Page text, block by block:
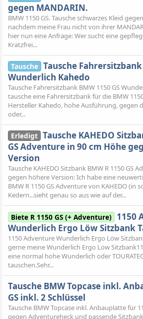
gegen MANDARIN.
BMW 1150 GS. Tausche schwarzes Kleid
nachdem meine Frau nicht von ihrer
hier nun eine Anfrage: Wer sucht eine
Kratzfrei...
Tausche Tausche Fahrersitzbank
Wunderlich Kahedo
Tausche Fahrersitzbank BMW 1150 GS
tausche eine Fahrersitzbank für die BMW
Hersteller Kahedo, hohe Ausführung, gegen
oder...
Erledigt Tausche KAHEDO
GS Adventure in 90 cm Höhe
Version
Tausche KAHEDO Sitzbank BMW R 1150 GS
gegen höhere Version: Ich habe eine
BMW R 1150 GS Adventure von KAHEDO (in
Kedern...sieht genau so aus wie auf der...
Biete R 1150 GS (+ Adventure) 1150
Wunderlich Ergo Löw Sitzbank
1150 Adventure Wunderlich Ergo Löw
gerne meine Wunderlich Ergo Low
eine normal hohe Wunderlich oder
tauschen.Sehr...
Tausche BMW Topcase inkl.
GS inkl. 2 Schlüssel
Tausche BMW Topcase inkl. Anbauplatte für
gegen Adventureheck und passende